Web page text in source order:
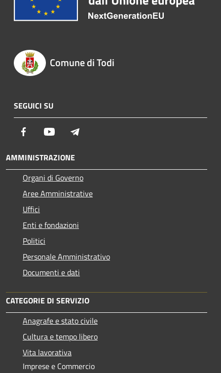
Comune di Todi
SEGUICI SU
Facebook Youtube
AMMINISTRAZIONE
Organi di Governo
Aree Amministrative
Uffici
Enti e fondazioni
Politici
Personale Amministrativo
Documenti e dati
CATEGORIE DI SERVIZIO
Anagrafe e stato civile
Cultura e tempo libero
Vita lavorativa
Imprese e Commercio